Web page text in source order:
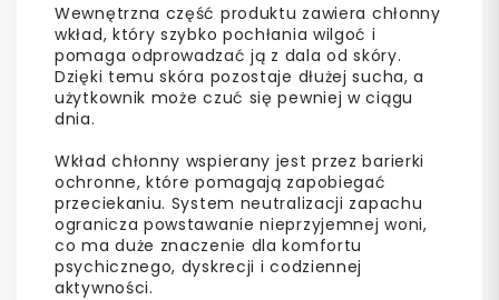
Wewnętrzna część produktu zawiera chłonny
wkład, który szybko pochłania wilgoć i
pomaga odprowadzać ją z dala od skóry.
Dzięki temu skóra pozostaje dłużej sucha, a
użytkownik może czuć się pewniej w ciągu
dnia.
Wkład chłonny wspierany jest przez barierki
ochronne, które pomagają zapobiegać
przeciekaniu. System neutralizacji zapachu
ogranicza powstawanie nieprzyjemnej woni,
co ma duże znaczenie dla komfortu
psychicznego, dyskrecji i codziennej
aktywności.